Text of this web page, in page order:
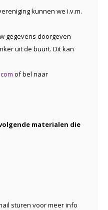
kunnen we i.v.m.
gegevens doorgeven
uit de buurt. Dit kan
of bel naar
materialen die
sturen voor meer info